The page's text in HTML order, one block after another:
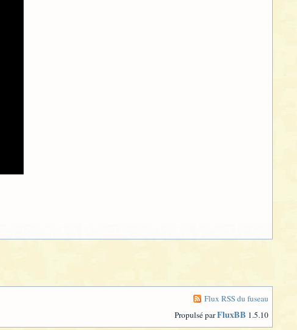
Flux RSS du fuseau
Propulsé parFluxBB 1.5.10